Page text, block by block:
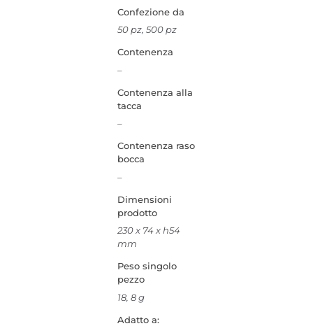
Confezione da
50 pz, 500 pz
Contenenza
–
Contenenza alla
tacca
–
Contenenza raso
bocca
–
Dimensioni
prodotto
230 x 74 x h54
mm
Peso singolo
pezzo
18, 8 g
Adatto a: